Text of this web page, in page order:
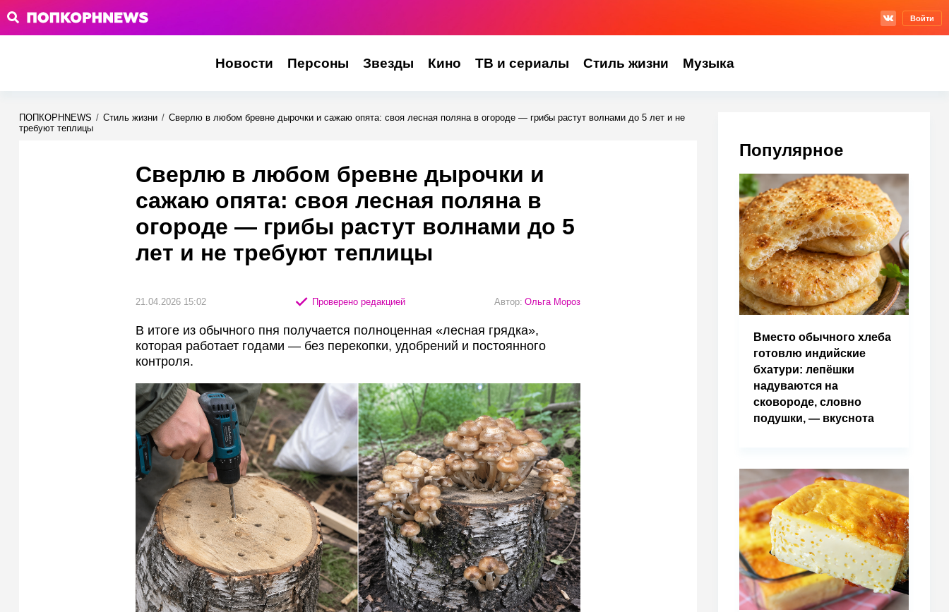
Войти
Новости Персоны Звезды Кино ТВ и сериалы Стиль жизни Музыка
ПОПКОРНNEWS / Стиль жизни / Сверлю в любом бревне дырочки и сажаю опята: своя лесная поляна в огороде — грибы растут волнами до 5 лет и не
требуют теплицы
Сверлю в любом бревне дырочки и
сажаю опята: своя лесная поляна в
огороде — грибы растут волнами до 5
лет и не требуют теплицы
21.04.2026 15:02 Проверено редакцией Автор: Ольга Мороз
В итоге из обычного пня получается полноценная «лесная грядка»,
которая работает годами — без перекопки, удобрений и постоянного
контроля.
Популярное
Вместо обычного хлеба
готовлю индийские
бхатури: лепёшки
надуваются на
сковороде, словно
подушки, — вкуснота